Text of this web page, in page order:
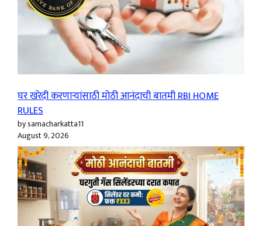
घर खरेदी करणाऱ्यांसाठी मोठी आनंदाची बातमी RBI HOME
RULES
by samacharkatta11
August 9, 2026